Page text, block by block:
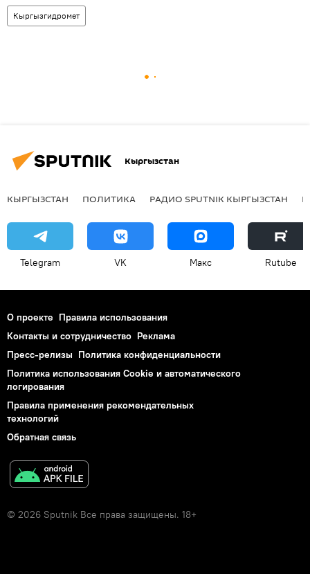
Кыргызгидромет
Кыргызстан
КЫРГЫЗСТАН ПОЛИТИКА РАДИО SPUTNIK КЫРГЫЗСТАН
Telegram VK Макс Rutube
О проекте Правила использования
Контакты и сотрудничество Реклама
Пресс-релизы Политика конфиденциальности
Политика использования Cookie и автоматического
логирования
Правила применения рекомендательных
технологий
Обратная связь
© 2026 Sputnik Все права защищены. 18+